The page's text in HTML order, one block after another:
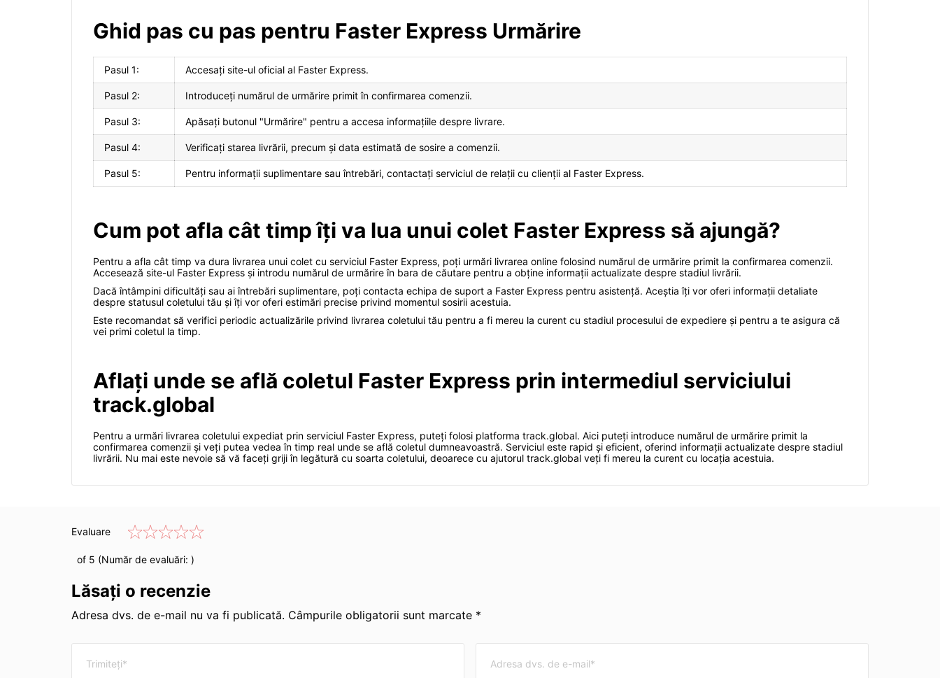
Ghid pas cu pas pentru Faster Express Urmărire
Pasul 1: Accesați site-ul oficial al Faster Express.
Pasul 2: Introduceți numărul de urmărire primit în confirmarea comenzii.
Pasul 3: Apăsați butonul "Urmărire" pentru a accesa informațiile despre livrare.
Pasul 4: Verificați starea livrării, precum și data estimată de sosire a comenzii.
Pasul 5: Pentru informații suplimentare sau întrebări, contactați serviciul de relații cu clienții al Faster Express.
Cum pot afla cât timp îți va lua unui colet Faster Express să ajungă?
Pentru a afla cât timp va dura livrarea unui colet cu serviciul Faster Express, poți urmări livrarea online folosind numărul de urmărire primit la confirmarea comenzii.
Accesează site-ul Faster Express și introdu numărul de urmărire în bara de căutare pentru a obține informații actualizate despre stadiul livrării.
Dacă întâmpini dificultăți sau ai întrebări suplimentare, poți contacta echipa de suport a Faster Express pentru asistență. Aceștia îți vor oferi informații detaliate
despre statusul coletului tău și îți vor oferi estimări precise privind momentul sosirii acestuia.
Este recomandat să verifici periodic actualizările privind livrarea coletului tău pentru a fi mereu la curent cu stadiul procesului de expediere și pentru a te asigura că
vei primi coletul la timp.
Aflați unde se află coletul Faster Express prin intermediul serviciului
track.global
Pentru a urmări livrarea coletului expediat prin serviciul Faster Express, puteți folosi platforma track.global. Aici puteți introduce numărul de urmărire primit la
confirmarea comenzii și veți putea vedea în timp real unde se află coletul dumneavoastră. Serviciul este rapid și eficient, oferind informații actualizate despre stadiul
livrării. Nu mai este nevoie să vă faceți griji în legătură cu soarta coletului, deoarece cu ajutorul track.global veți fi mereu la curent cu locația acestuia.
Evaluare
of 5 (Număr de evaluări: )
Lăsați o recenzie
Adresa dvs. de e-mail nu va fi publicată. Câmpurile obligatorii sunt marcate *